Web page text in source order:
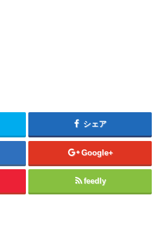
シェア
Google+
feedly